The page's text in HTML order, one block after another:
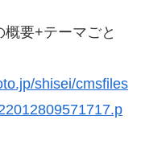
要+テーマごと
shisei/cmsfiles